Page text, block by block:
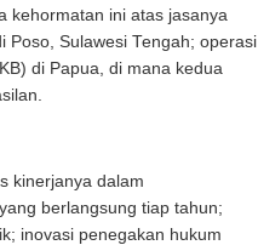
kehormatan ini atas jasanya
Poso, Sulawesi Tengah; operasi
di Papua, di mana kedua
kinerjanya dalam
berlangsung tiap tahun;
inovasi penegakan hukum